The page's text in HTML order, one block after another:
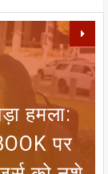
निकाला
हमला:
पर
भारतीय
25 जून
पर संकट: